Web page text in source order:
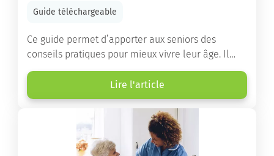
Guide téléchargeable
Ce guide permet d’apporter aux seniors des
conseils pratiques pour mieux vivre leur âge. Il
leur offre une mine d’informations. Comment
améliorer sa santé grâce à l’alimentation...
Lire l'article